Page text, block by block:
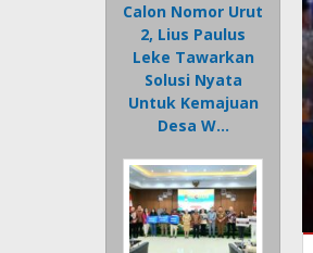
Calon Nomor Urut
2, Lius Paulus
Leke Tawarkan
Solusi Nyata
Untuk Kemajuan
Desa W…